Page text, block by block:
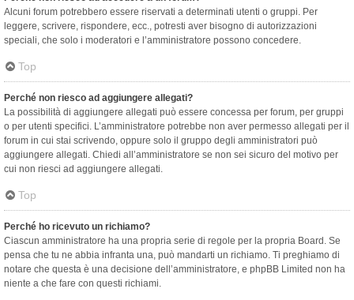
Alcuni forum potrebbero essere riservati a determinati utenti o gruppi. Per
leggere, scrivere, rispondere, ecc., potresti aver bisogno di autorizzazioni
speciali, che solo i moderatori e l’amministratore possono concedere.
Top
Perché non riesco ad aggiungere allegati?
La possibilità di aggiungere allegati può essere concessa per forum, per gruppi
o per utenti specifici. L’amministratore potrebbe non aver permesso allegati per il
forum in cui stai scrivendo, oppure solo il gruppo degli amministratori può
aggiungere allegati. Chiedi all’amministratore se non sei sicuro del motivo per
cui non riesci ad aggiungere allegati.
Top
Perché ho ricevuto un richiamo?
Ciascun amministratore ha una propria serie di regole per la propria Board. Se
pensa che tu ne abbia infranta una, può mandarti un richiamo. Ti preghiamo di
notare che questa è una decisione dell’amministratore, e phpBB Limited non ha
niente a che fare con questi richiami.